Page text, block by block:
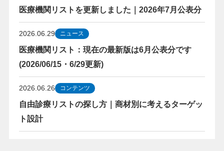
医療機関リストを更新しました｜2026年7月公表分
2026.06.29 ニュース
医療機関リスト：現在の最新版は6月公表分です
(2026/06/15・6/29更新)
2026.06.26 コンテンツ
自由診療リストの探し方｜商材別に考えるターゲッ
ト設計